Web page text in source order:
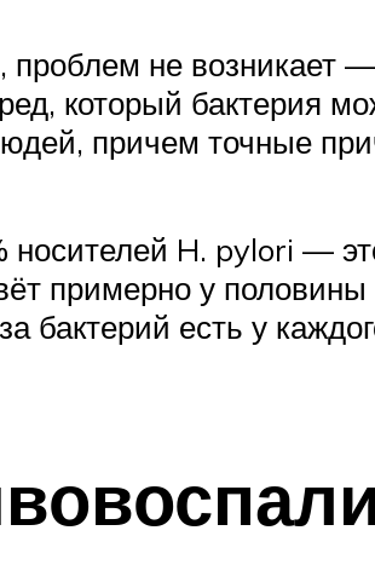
не возникает
который бактерия
причем точные
носителей H. pylori —
примерно у
бактерий есть у